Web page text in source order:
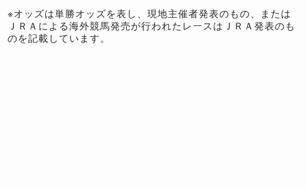
※オッズは単勝オッズを表し、現地主催者発表のもの、または
ＪＲＡによる海外競馬発売が行われたレースはＪＲＡ発表のも
のを記載しています。